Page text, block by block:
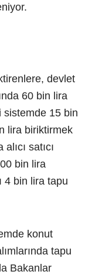
devlet
60 bin lira
sistemde 15 bin
lira biriktirmek
satıcı
bin lira
4 bin lira tapu
konut
tapu
Bakanlar